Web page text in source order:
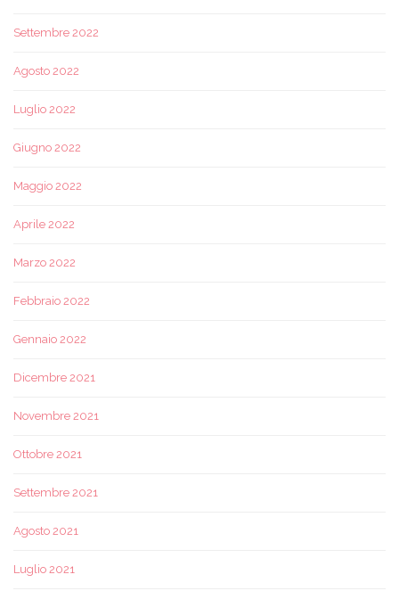
Settembre 2022
Agosto 2022
Luglio 2022
Giugno 2022
Maggio 2022
Aprile 2022
Marzo 2022
Febbraio 2022
Gennaio 2022
Dicembre 2021
Novembre 2021
Ottobre 2021
Settembre 2021
Agosto 2021
Luglio 2021